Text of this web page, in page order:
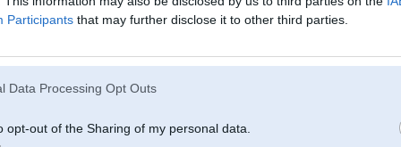
Participants that may further disclose it to other third parties.
Data Processing Opt Outs
opt-out of the Sharing of my personal data.
kura ražošanai, transportēšanai, uzglabāšanai, utt. ir savas izmaksas vēl
tādas kā 2008. vai 2014.
ņemot vēŗā inflāciju,lai saniegtu 2008.gada cenu,tad šodien naftai būtu jāmaksā
07. Apr 2026, 16:35